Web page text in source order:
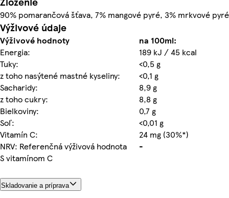
90% pomarančová šťava, 7% mangové pyré, 3% mrkvové
Výživové údaje
Výživové hodnoty
na 100ml:
Energia:
189 kJ / 45 kcal
Tuky:
<0,5 g
z toho nasýtené mastné kyseliny:
<0,1 g
Sacharidy:
8,9 g
z toho cukry:
8,8 g
Bielkoviny:
0,7 g
Soľ:
<0,01 g
Vitamín C:
24 mg (30%*)
NRV: Referenčná výživová hodnota
-
S vitamínom C
Skladovanie a príprava